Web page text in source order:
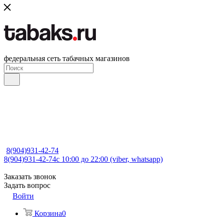
федеральная сеть табачных магазинов
8(904)931-42-74
8(904)931-42-74с 10:00 до 22:00 (viber, whatsapp)
Заказать звонок
Задать вопрос
Войти
Корзина0